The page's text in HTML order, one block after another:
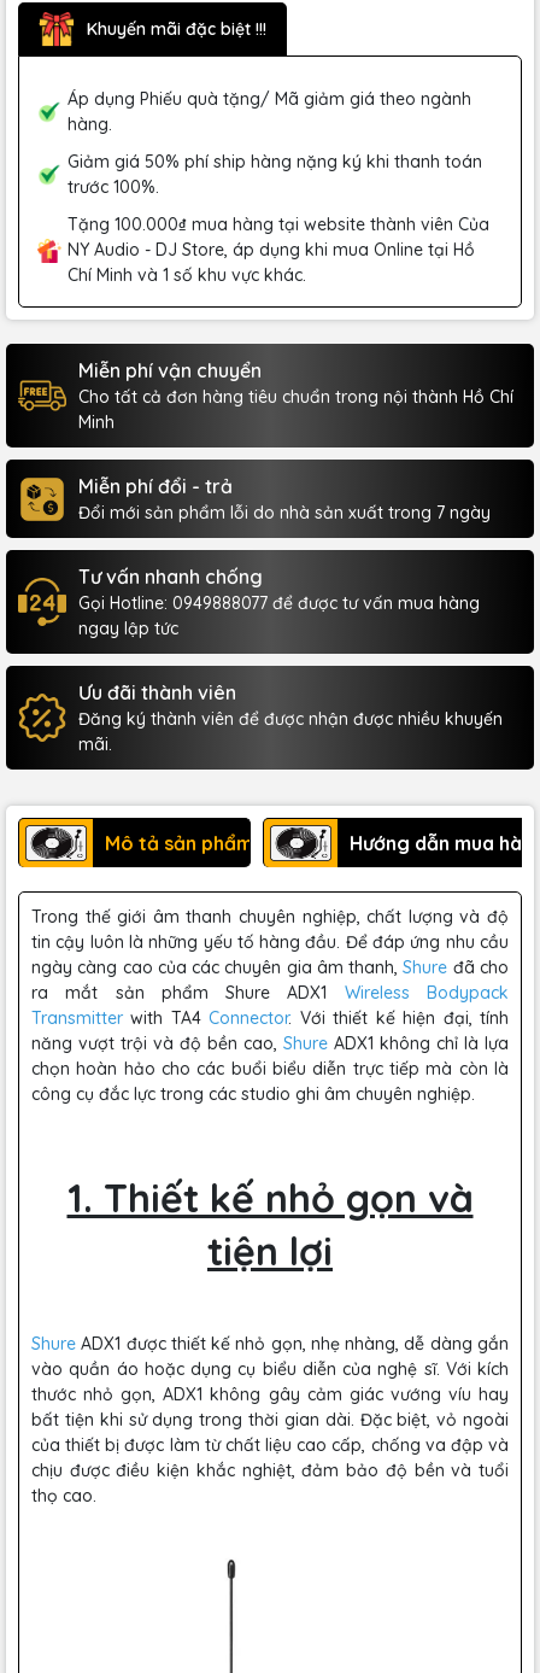
Khuyến mãi đặc biệt !!!
Áp dụng Phiếu quà tặng/ Mã giảm giá theo ngành
hàng.
Giảm giá 50% phí ship hàng nặng ký khi thanh toán
trước 100%.
Tặng 100.000₫ mua hàng tại website thành viên Của
NY Audio - DJ Store, áp dụng khi mua Online tại Hồ
Chí Minh và 1 số khu vực khác.
Miễn phí vận chuyển
Cho tất cả đơn hàng tiêu chuẩn trong nội thành Hồ Chí
Minh
Miễn phí đổi - trả
Đổi mới sản phẩm lỗi do nhà sản xuất trong 7 ngày
Tư vấn nhanh chống
Gọi Hotline: 0949888077 để được tư vấn mua hàng
ngay lập tức
Ưu đãi thành viên
Đăng ký thành viên để được nhận được nhiều khuyến
mãi.
Mô tả sản phẩm Hướng dẫn mua
Trong thế giới âm thanh chuyên nghiệp, chất lượng và độ
tin cậy luôn là những yếu tố hàng đầu. Để đáp ứng nhu cầu
ngày càng cao của các chuyên gia âm thanh,Shure đã cho
ra mắt sản phẩm Shure ADX1 Wireless Bodypack
Transmitter with TA4Connector. Với thiết kế hiện đại, tính
năng vượt trội và độ bền cao, Shure ADX1 không chỉ là lựa
chọn hoàn hảo cho các buổi biểu diễn trực tiếp mà còn là
công cụ đắc lực trong các studio ghi âm chuyên nghiệp.
1. Thiết kế nhỏ gọn và
tiện lợi
Shure ADX1 được thiết kế nhỏ gọn, nhẹ nhàng, dễ dàng gắn
vào quần áo hoặc dụng cụ biểu diễn của nghệ sĩ. Với kích
thước nhỏ gọn, ADX1 không gây cảm giác vướng víu hay
bất tiện khi sử dụng trong thời gian dài. Đặc biệt, vỏ ngoài
của thiết bị được làm từ chất liệu cao cấp, chống va đập và
chịu được điều kiện khắc nghiệt, đảm bảo độ bền và tuổi
thọ cao.